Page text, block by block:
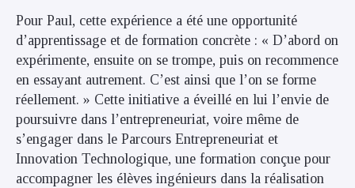
Pour Paul, cette expérience a été une opportunité
d’apprentissage et de formation concrète : « D’abord on
expérimente, ensuite on se trompe, puis on recommence
en essayant autrement. C’est ainsi que l’on se forme
réellement. » Cette initiative a éveillé en lui l’envie de
poursuivre dans l’entrepreneuriat, voire même de
s’engager dans le Parcours Entrepreneuriat et
Innovation Technologique, une formation conçue pour
accompagner les élèves ingénieurs dans la réalisation